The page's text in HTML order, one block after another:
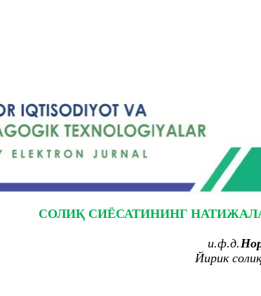
СОЛИҚ СИЁСАТИНИНГ
и.ф.д.
Йирик